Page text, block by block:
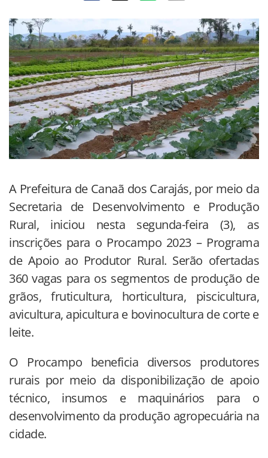
A Prefeitura de Canaã dos Carajás, por meio da
Secretaria de Desenvolvimento e Produção
Rural, iniciou nesta segunda-feira (3), as
inscrições para o Procampo 2023 – Programa
de Apoio ao Produtor Rural. Serão ofertadas
360 vagas para os segmentos de produção de
grãos, fruticultura, horticultura, piscicultura,
avicultura, apicultura e bovinocultura de corte e
leite.
O Procampo beneficia diversos produtores
rurais por meio da disponibilização de apoio
técnico, insumos e maquinários para o
desenvolvimento da produção agropecuária na
cidade.